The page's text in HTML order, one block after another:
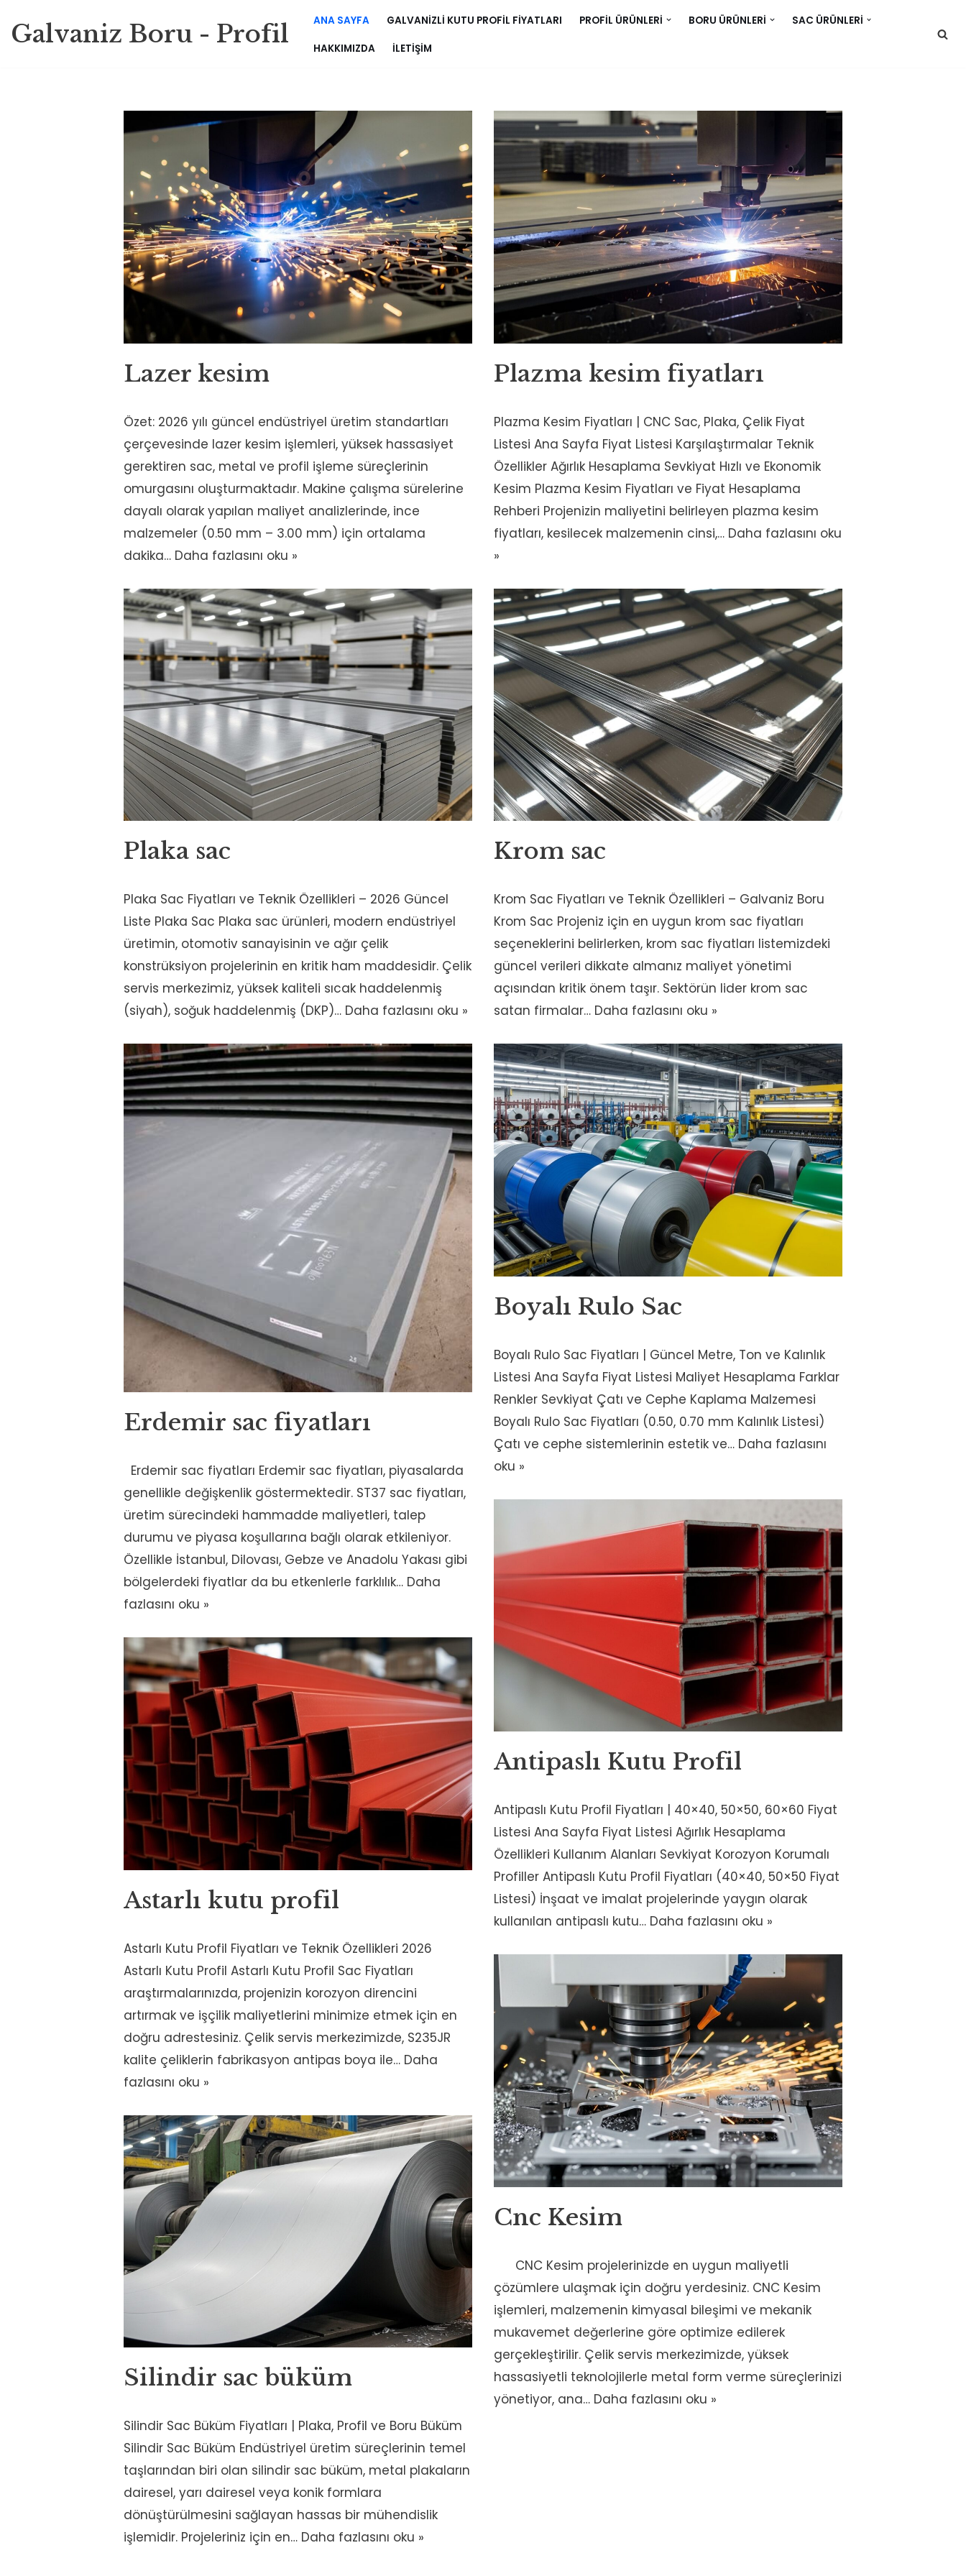
İçeriğe
Galvaniz Boru - Profil ANA SAYFA GALVANIZLI KUTU PROFIL FIYATLARI PROFIL ÜRÜNLERI BORU ÜRÜNLERI SAC ÜRÜNLERI
HAKKIMIZDA İLETIŞIM
Lazer kesim
Özet: 2026 yılı güncel endüstriyel üretim standartları
çerçevesinde lazer kesim işlemleri, yüksek hassasiyet
gerektiren sac, metal ve profil işleme süreçlerinin
omurgasını oluşturmaktadır. Makine çalışma sürelerine
dayalı olarak yapılan maliyet analizlerinde, ince
malzemeler (0.50 mm – 3.00 mm) için ortalama
dakika… Daha fazlasını oku »
Plazma kesim fiyatları
Plazma Kesim Fiyatları | CNC Sac, Plaka, Çelik Fiyat
Listesi Ana Sayfa Fiyat Listesi Karşılaştırmalar Teknik
Özellikler Ağırlık Hesaplama Sevkiyat Hızlı ve Ekonomik
Kesim Plazma Kesim Fiyatları ve Fiyat Hesaplama
Rehberi Projenizin maliyetini belirleyen plazma kesim
fiyatları, kesilecek malzemenin cinsi,… Daha fazlasını oku
»
Plaka sac
Plaka Sac Fiyatları ve Teknik Özellikleri – 2026 Güncel
Liste Plaka Sac Plaka sac ürünleri, modern endüstriyel
üretimin, otomotiv sanayisinin ve ağır çelik
konstrüksiyon projelerinin en kritik ham maddesidir. Çelik
servis merkezimiz, yüksek kaliteli sıcak haddelenmiş
(siyah), soğuk haddelenmiş (DKP)… Daha fazlasını oku »
Krom sac
Krom Sac Fiyatları ve Teknik Özellikleri – Galvaniz Boru
Krom Sac Projeniz için en uygun krom sac fiyatları
seçeneklerini belirlerken, krom sac fiyatları listemizdeki
güncel verileri dikkate almanız maliyet yönetimi
açısından kritik önem taşır. Sektörün lider krom sac
satan firmalar… Daha fazlasını oku »
Erdemir sac fiyatları
Erdemir sac fiyatları Erdemir sac fiyatları, piyasalarda
genellikle değişkenlik göstermektedir. ST37 sac fiyatları,
üretim sürecindeki hammadde maliyetleri, talep
durumu ve piyasa koşullarına bağlı olarak etkileniyor.
Özellikle İstanbul, Dilovası, Gebze ve Anadolu Yakası gibi
bölgelerdeki fiyatlar da bu etkenlerle farklılık… Daha
fazlasını oku »
Boyalı Rulo Sac
Boyalı Rulo Sac Fiyatları | Güncel Metre, Ton ve Kalınlık
Listesi Ana Sayfa Fiyat Listesi Maliyet Hesaplama Farklar
Renkler Sevkiyat Çatı ve Cephe Kaplama Malzemesi
Boyalı Rulo Sac Fiyatları (0.50, 0.70 mm Kalınlık Listesi)
Çatı ve cephe sistemlerinin estetik ve… Daha fazlasını
oku »
Antipaslı Kutu Profil
Antipaslı Kutu Profil Fiyatları | 40×40, 50×50, 60×60 Fiyat
Listesi Ana Sayfa Fiyat Listesi Ağırlık Hesaplama
Özellikleri Kullanım Alanları Sevkiyat Korozyon Korumalı
Profiller Antipaslı Kutu Profil Fiyatları (40×40, 50×50 Fiyat
Listesi) İnşaat ve imalat projelerinde yaygın olarak
kullanılan antipaslı kutu… Daha fazlasını oku »
Astarlı kutu profil
Astarlı Kutu Profil Fiyatları ve Teknik Özellikleri 2026
Astarlı Kutu Profil Astarlı Kutu Profil Sac Fiyatları
araştırmalarınızda, projenizin korozyon direncini
artırmak ve işçilik maliyetlerini minimize etmek için en
doğru adrestesiniz. Çelik servis merkezimizde, S235JR
kalite çeliklerin fabrikasyon antipas boya ile… Daha
fazlasını oku »
Cnc Kesim
CNC Kesim projelerinizde en uygun maliyetli
çözümlere ulaşmak için doğru yerdesiniz. CNC Kesim
işlemleri, malzemenin kimyasal bileşimi ve mekanik
mukavemet değerlerine göre optimize edilerek
gerçekleştirilir. Çelik servis merkezimizde, yüksek
hassasiyetli teknolojilerle metal form verme süreçlerinizi
yönetiyor, ana… Daha fazlasını oku »
Silindir sac büküm
Silindir Sac Büküm Fiyatları | Plaka, Profil ve Boru Büküm
Silindir Sac Büküm Endüstriyel üretim süreçlerinin temel
taşlarından biri olan silindir sac büküm, metal plakaların
dairesel, yarı dairesel veya konik formlara
dönüştürülmesini sağlayan hassas bir mühendislik
işlemidir. Projeleriniz için en… Daha fazlasını oku »